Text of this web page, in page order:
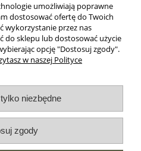
MOROWO © 2018
wersję strony
ODZNAKI
umożliwiają poprawne
dostosować ofertę do Twoich
wykorzystanie przez nas
do sklepu lub dostosować użycie
opcję "Dostosuj zgody".
w naszej Polityce
niezbędne
zgody